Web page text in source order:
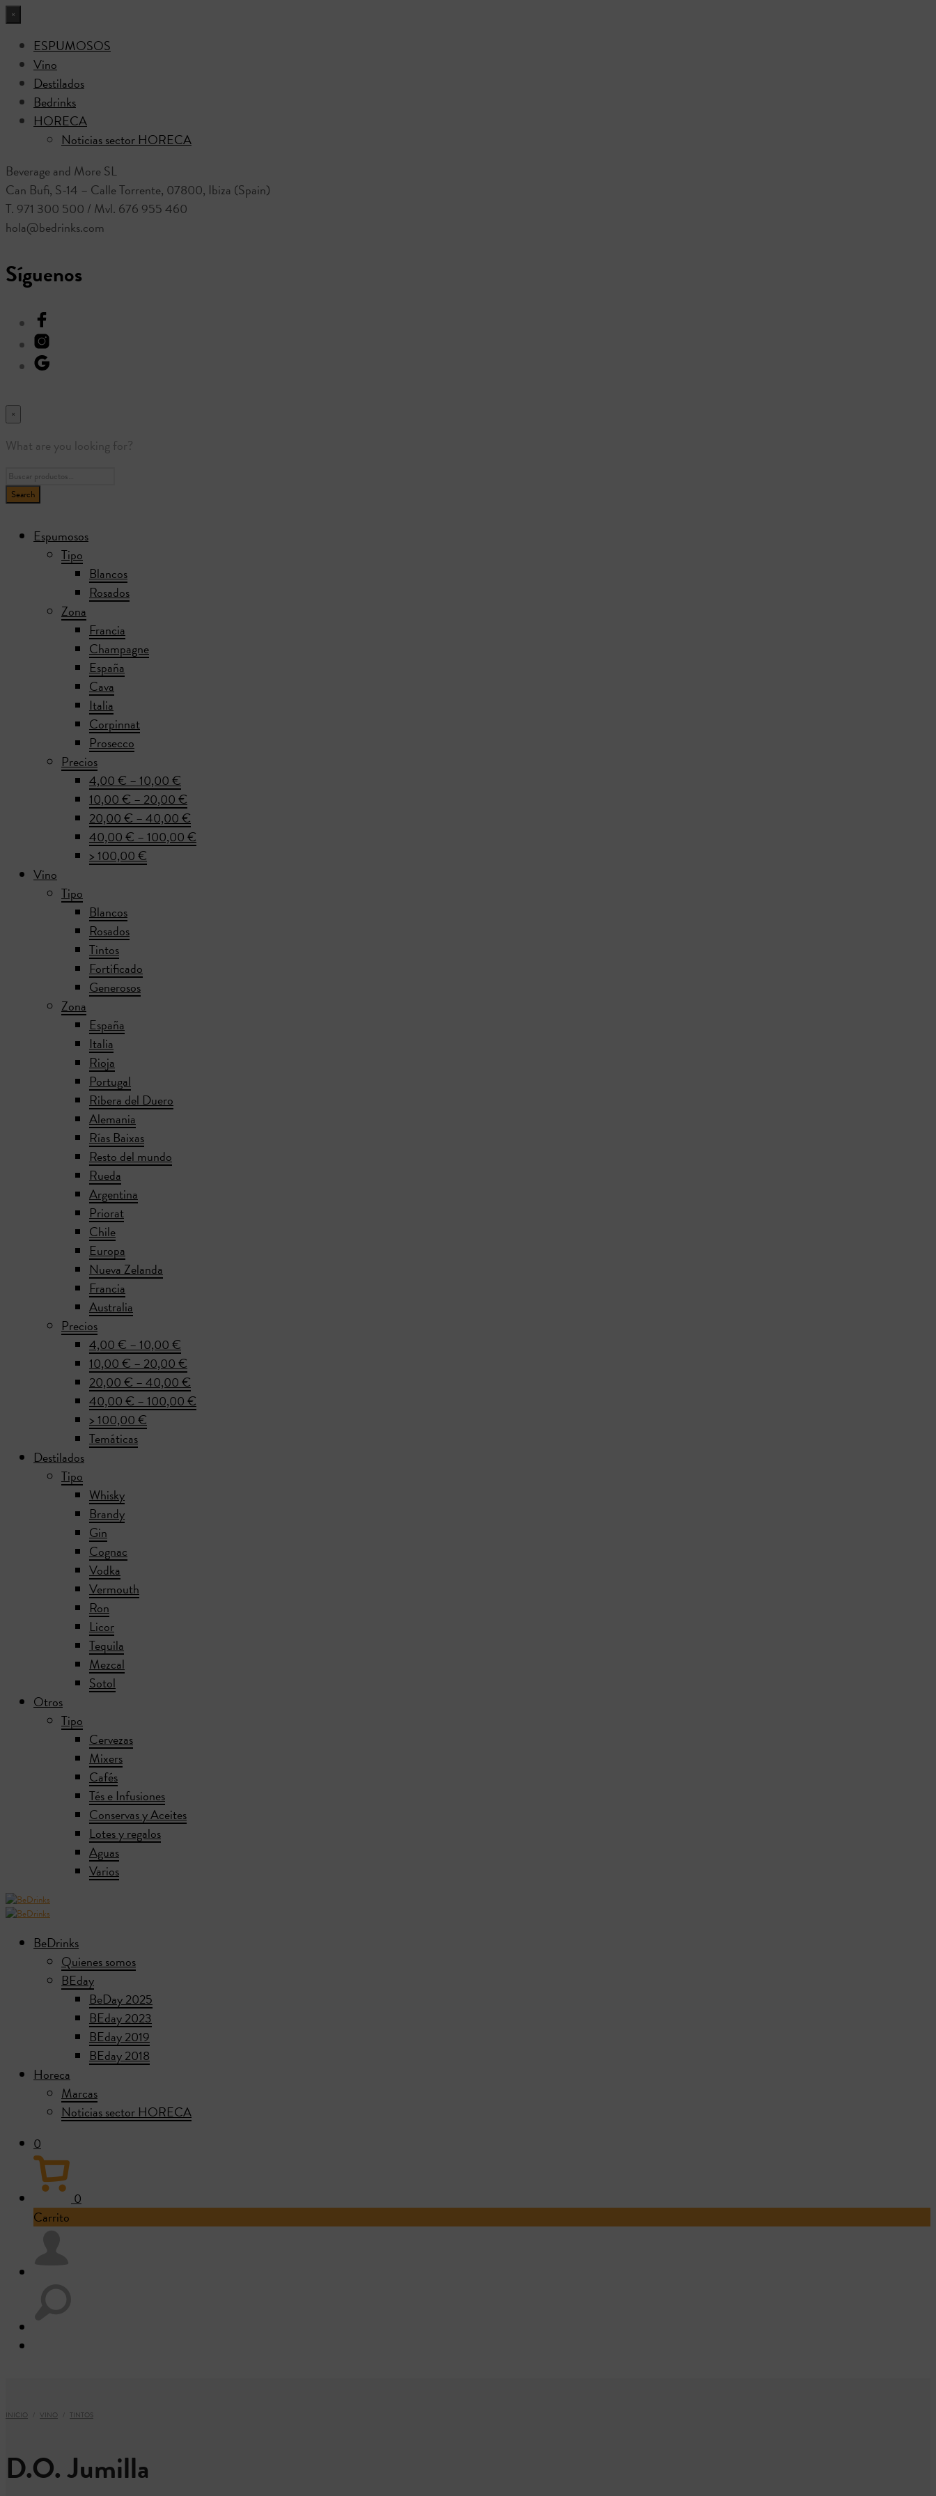
×
ESPUMOSOS
Vino
Destilados
Bedrinks
HORECA
Noticias sector HORECA
Beverage and More SL
Can Bufi, S-14 – Calle Torrente, 07800, Ibiza (Spain)
T. 971 300 500 / Mvl. 676 955 460
hola@bedrinks.com
Síguenos
×
What are you looking for?
Espumosos
Tipo
Blancos
Rosados
Zona
Francia
Champagne
España
Cava
Italia
Corpinnat
Prosecco
Precios
4,00 € – 10,00 €
10,00 € – 20,00 €
20,00 € – 40,00 €
40,00 € – 100,00 €
> 100,00 €
Vino
Tipo
Blancos
Rosados
Tintos
Fortificado
Generosos
Zona
España
Italia
Rioja
Portugal
Ribera del Duero
Alemania
Rías Baixas
Resto del mundo
Rueda
Argentina
Priorat
Chile
Europa
Nueva Zelanda
Francia
Australia
Precios
4,00 € – 10,00 €
10,00 € – 20,00 €
20,00 € – 40,00 €
40,00 € – 100,00 €
> 100,00 €
Temáticas
Destilados
Tipo
Whisky
Brandy
Gin
Cognac
Vodka
Vermouth
Ron
Licor
Tequila
Mezcal
Sotol
Otros
Tipo
Cervezas
Mixers
Cafés
Tés e Infusiones
Conservas y Aceites
Lotes y regalos
Aguas
Varios
BeDrinks
Quienes somos
BEday
BeDay 2025
BEday 2023
BEday 2019
BEday 2018
Horeca
Marcas
Noticias sector HORECA
0
0
Carrito
INICIO VINO TINTOS
D.O. Jumilla